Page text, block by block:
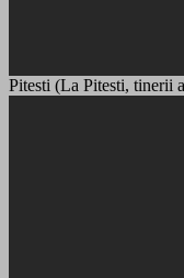
Pitesti (La Pitesti, tinerii